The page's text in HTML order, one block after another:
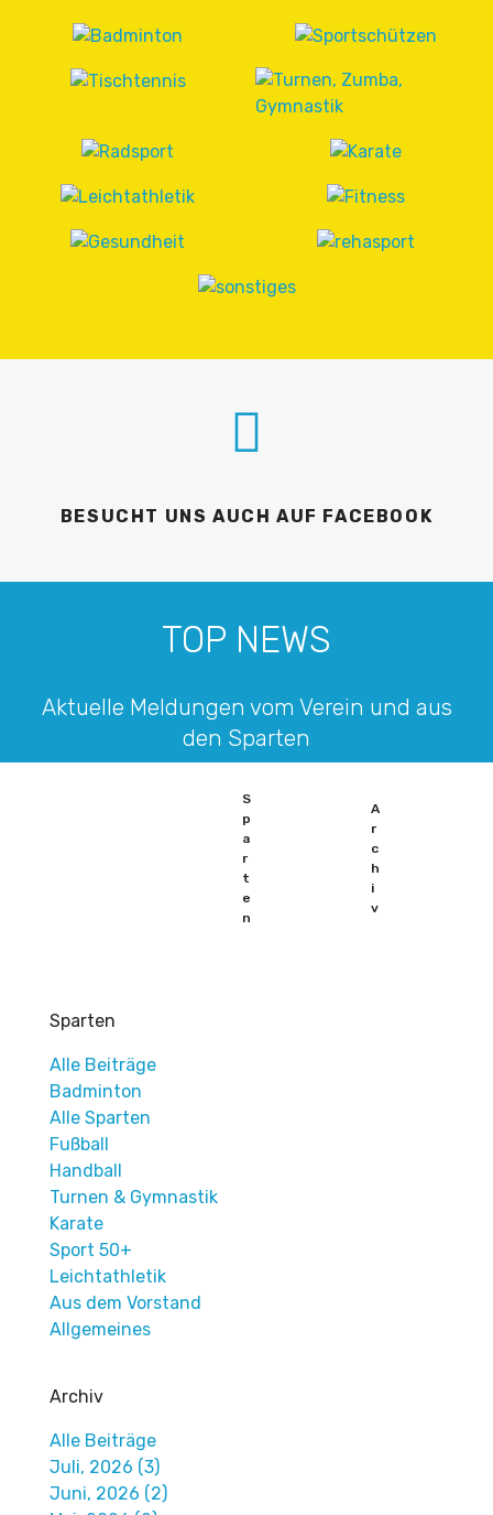
BESUCHT UNS AUCH AUF FACEBOOK
TOP NEWS
Aktuelle Meldungen vom Verein und aus
den Sparten
S
p
a
r
t
e
n
A
r
c
h
i
v
Sparten
Alle Beiträge
Badminton
Alle Sparten
Fußball
Handball
Turnen & Gymnastik
Karate
Sport 50+
Leichtathletik
Aus dem Vorstand
Allgemeines
Archiv
Alle Beiträge
Juli, 2026 (3)
Juni, 2026 (2)